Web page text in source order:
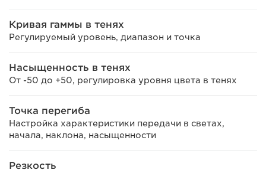
Кривая гаммы в тенях
Регулируемый уровень, диапазон и точка
Насыщенность в тенях
От -50 до +50, регулировка уровня цвета в тенях
Точка перегиба
Настройка характеристики передачи в светах,
начала, наклона, насыщенности
Резкость